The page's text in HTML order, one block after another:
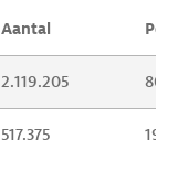
Aantal
2.119.205
517.375